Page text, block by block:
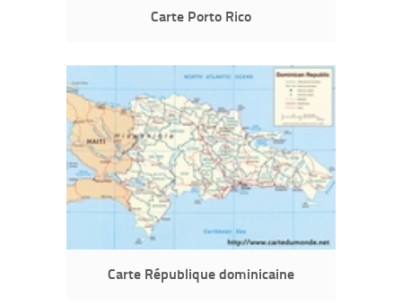
Carte Porto Rico
Carte République dominicaine